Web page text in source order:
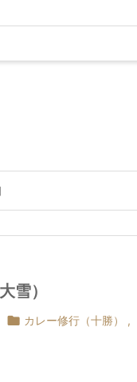
雪）
 カレー修行（十勝） ,